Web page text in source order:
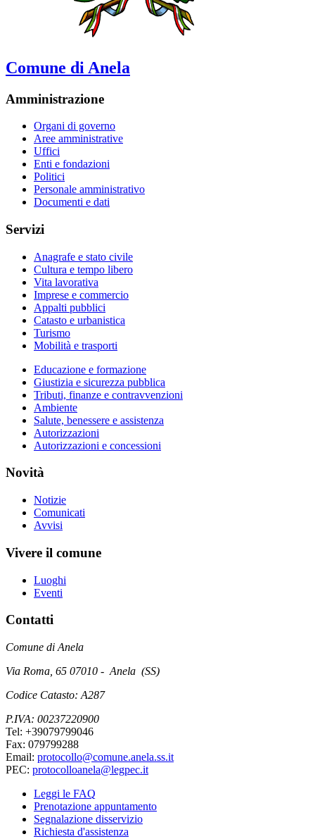
Comune di Anela
Amministrazione
Organi di governo
Aree amministrative
Uffici
Enti e fondazioni
Politici
Personale amministrativo
Documenti e dati
Servizi
Anagrafe e stato civile
Cultura e tempo libero
Vita lavorativa
Imprese e commercio
Appalti pubblici
Catasto e urbanistica
Turismo
Mobilità e trasporti
Educazione e formazione
Giustizia e sicurezza pubblica
Tributi, finanze e contravvenzioni
Ambiente
Salute, benessere e assistenza
Autorizzazioni
Autorizzazioni e concessioni
Novità
Notizie
Comunicati
Avvisi
Vivere il comune
Luoghi
Eventi
Contatti
Comune di Anela
Via Roma, 65 07010 - Anela (SS)
Codice Catasto: A287
P.IVA: 00237220900
Tel: +39079799046
Fax: 079799288
Email: protocollo@comune.anela.ss.it
PEC: protocolloanela@legpec.it
Leggi le FAQ
Prenotazione appuntamento
Segnalazione disservizio
Richiesta d'assistenza